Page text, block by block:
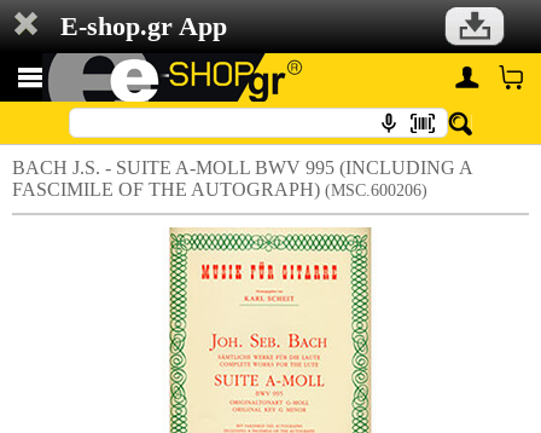
E-shop.gr App
BACH J.S. - SUITE A-MOLL BWV 995 (INCLUDING A
FASCIMILE OF THE AUTOGRAPH) (MSC.600206)